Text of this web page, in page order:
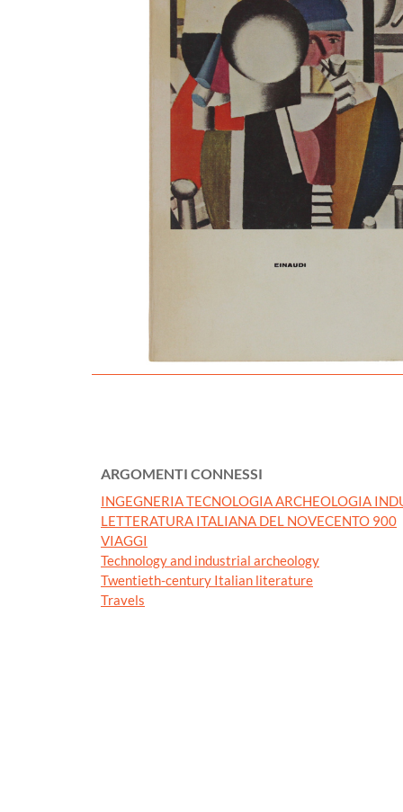
ARGOMENTI CONNESSI
INGEGNERIA TECNOLOGIA ARCHEOLOGIA
LETTERATURA ITALIANA DEL NOVECENTO 900
VIAGGI
Technology and industrial archeology
Twentieth-century Italian literature
Travels